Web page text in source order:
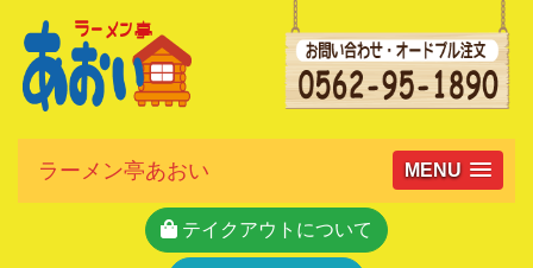
ラーメン亭あおい MENU
テイクアウトについて